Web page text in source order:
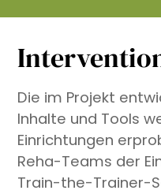
Die im Projekt
Inhalte und Tools
Einrichtungen
Reha-Teams der
Train-the-Trainer-